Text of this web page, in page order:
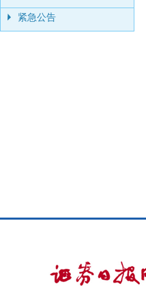
紧急公告